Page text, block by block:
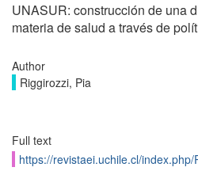
UNASUR: construcción de una
materia de salud a través de
Author
Riggirozzi, Pia
Full text
https://revistaei.uchile.cl/